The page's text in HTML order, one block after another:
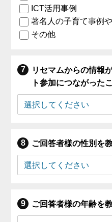
ICT活用事例
著名人の子育て事例
その他
リセマムからの情報
ト参加につながった
ご回答者様の性別を
ご回答者様の年齢を